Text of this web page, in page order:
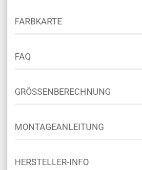
FARBKARTE
FAQ
GRÖSSENBERECHNUNG
MONTAGEANLEITUNG
HERSTELLER-INFO